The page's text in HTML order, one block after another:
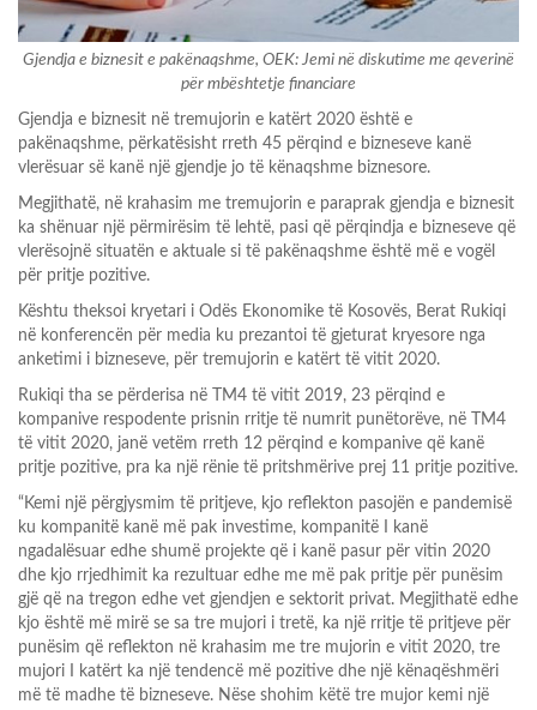
​Gjendja e biznesit e pakënaqshme, OEK: Jemi në diskutime me qeverinë
për mbështetje financiare
Gjendja e biznesit në tremujorin e katërt 2020 është e
pakënaqshme, përkatësisht rreth 45 përqind e bizneseve kanë
vlerësuar së kanë një gjendje jo të kënaqshme biznesore.
Megjithatë, në krahasim me tremujorin e paraprak gjendja e biznesit
ka shënuar një përmirësim të lehtë, pasi që përqindja e bizneseve që
vlerësojnë situatën e aktuale si të pakënaqshme është më e vogël
për pritje pozitive.
Kështu theksoi kryetari i Odës Ekonomike të Kosovës, Berat Rukiqi
në konferencën për media ku prezantoi të gjeturat kryesore nga
anketimi i bizneseve, për tremujorin e katërt të vitit 2020.
Rukiqi tha se përderisa në TM4 të vitit 2019, 23 përqind e
kompanive respodente prisnin rritje të numrit punëtorëve, në TM4
të vitit 2020, janë vetëm rreth 12 përqind e kompanive që kanë
pritje pozitive, pra ka një rënie të pritshmërive prej 11 pritje pozitive.
“Kemi një përgjysmim të pritjeve, kjo reflekton pasojën e pandemisë
ku kompanitë kanë më pak investime, kompanitë I kanë
ngadalësuar edhe shumë projekte që i kanë pasur për vitin 2020
dhe kjo rrjedhimit ka rezultuar edhe me më pak pritje për punësim
gjë që na tregon edhe vet gjendjen e sektorit privat. Megjithatë edhe
kjo është më mirë se sa tre mujori i tretë, ka një rritje të pritjeve për
punësim që reflekton në krahasim me tre mujorin e vitit 2020, tre
mujori I katërt ka një tendencë më pozitive dhe një kënaqëshmëri
më të madhe të bizneseve. Nëse shohim këtë tre mujor kemi një